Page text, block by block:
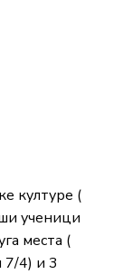
културе (
ученици
места (
7/4) и 3